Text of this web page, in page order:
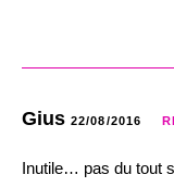
Gius 22/08/2016
Inutile… pas du tout